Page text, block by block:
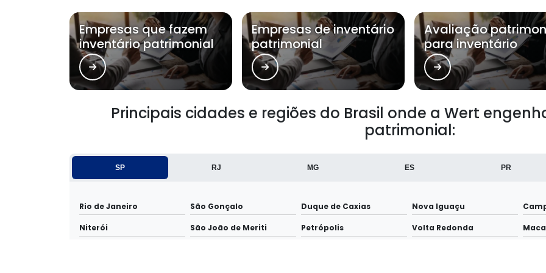
Empresas que fazem
inventário patrimonial
Empresas de inventário
patrimonial
Avaliação
para inventário
Principais cidades e regiões do Brasil onde a Wert
patrimonial:
SP RJ MG ES PR
Rio de Janeiro São Gonçalo Duque de Caxias Nova Iguaçu
Niterói São João de Meriti Petrópolis Volta Redonda